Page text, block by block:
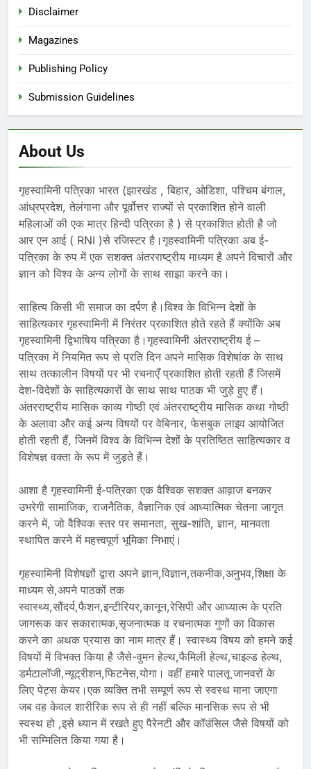
Disclaimer
Magazines
Publishing Policy
Submission Guidelines
About Us
गृहस्वामिनी पत्रिका भारत (झारखंड , बिहार, ओडिशा, पश्चिम बंगाल,
आंध्रप्रदेश, तेलंगाना और पूर्वोत्तर राज्यों से प्रकाशित होने वाली
महिलाओं की एक मात्र हिन्दी पत्रिका है ) से प्रकाशित होती है जो
आर एन आई ( RNI )से रजिस्टर है।गृहस्वामिनी पत्रिका अब ई-
पत्रिका के रुप में एक सशक्त अंतरराष्ट्रीय माध्यम है अपने विचारों और
ज्ञान को विश्व के अन्य लोगों के साथ साझा करने का।
साहित्य किसी भी समाज का दर्पण है।विश्व के विभिन्न देशों के
साहित्यकार गृहस्वामिनी में निरंतर प्रकाशित होते रहते हैं क्योंकि अब
गृहस्वामिनी द्विभाषिय पत्रिका है।गृहस्वामिनी अंतरराष्ट्रीय ई –
पत्रिका में नियमित रूप से प्रति दिन अपने मासिक विशेषांक के साथ
साथ तत्कालीन विषयों पर भी रचनाएँ प्रकाशित होती रहती हैं जिसमें
देश-विदेशों के साहित्यकारों के साथ साथ पाठक भी जुड़े हुए हैं।
अंतरराष्ट्रीय मासिक काव्य गोष्ठी एवं अंतरराष्ट्रीय मासिक कथा गोष्ठी
के अलावा और कई अन्य विषयों पर वेबिनार, फेसबुक लाइव आयोजित
होती रहती हैं, जिनमें विश्व के विभिन्न देशों के प्रतिष्ठित साहित्यकार व
विशेषज्ञ वक्ता के रूप में जुड़ते हैं।
आशा है गृहस्वामिनी ई-पत्रिका एक वैश्विक सशक्त आव़ाज बनकर
उभरेगी सामाजिक, राजनैतिक, वैज्ञानिक एवं आध्यात्मिक चेतना जागृत
करने में, जो वैश्विक स्तर पर समानता, सुख-शांति, ज्ञान, मानवता
स्थापित करने में महत्त्वपूर्ण भूमिका निभाएं।
गृहस्वामिनी विशेषज्ञों द्वारा अपने ज्ञान,विज्ञान,तकनीक,अनुभव,शिक्षा के
माध्यम से,अपने पाठकों तक
स्वास्थ्य,सौंदर्य,फैशन,इन्टीरियर,कानून,रेसिपी और आध्यात्म के प्रति
जागरूक कर सकारात्मक,सृजनात्मक व रचनात्मक गुणों का विकास
करने का अथक प्रयास का नाम मात्र हैं। स्वास्थ्य विषय को हमने कई
विषयों में विभक्त किया है जैसे-वुमन हेल्थ,फैमिली हेल्थ,चाइल्ड हेल्थ,
डर्मटालॉजी,न्यूट्रीशन,फिटनेस,योगा। वहीं हमारे पालतू जानवरों के
लिए पेट्स केयर।एक व्यक्ति तभी सम्पूर्ण रूप से स्वस्थ माना जाएगा
जब वह केवल शारीरिक रूप से ही नहीं बल्कि मानसिक रूप से भी
स्वस्थ हो ,इसे ध्यान में रखते हुए पैरेनटी और कॉउंसिल जैसे विषयों को
भी सम्मिलित किया गया है।